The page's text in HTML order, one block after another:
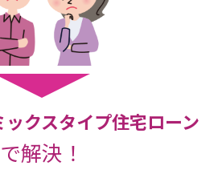
ックスタイプ住宅ローン
で解決！